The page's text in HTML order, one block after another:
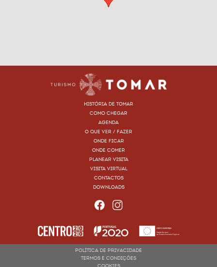
HISTÓRIA DE TOMAR
COMO CHEGAR
AGENDA
O QUE VER / FAZER
ONDE FICAR
ONDE COMER
PLANEAR VISITA
VISITA VIRTUAL
CONTACTOS
DOWNLOADS
POLÍTICA DE PRIVACIDADE
TERMOS E CONDIÇÕES
COOKIES